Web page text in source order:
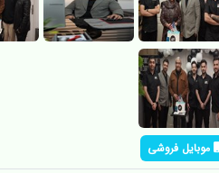
موبایل فروشی